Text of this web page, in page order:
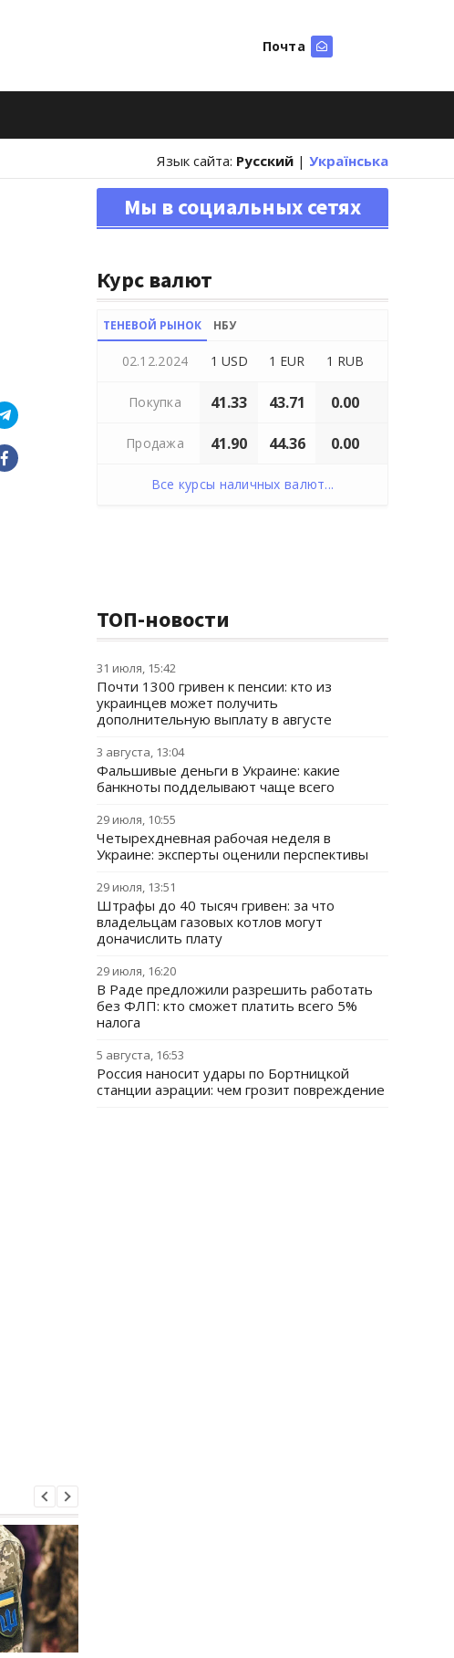
Почта
Язык сайта: Русский | Українська
Мы в социальных сетях
Курс валют
ТЕНЕВОЙ РЫНОК НБУ
02.12.2024 1 USD 1 EUR 1 RUB
Покупка 41.33 43.71 0.00
Продажа 41.90 44.36 0.00
Все курсы наличных валют...
ТОП-новости
31 июля, 15:42
Почти 1300 гривен к пенсии: кто из
украинцев может получить
дополнительную выплату в августе
3 августа, 13:04
Фальшивые деньги в Украине: какие
банкноты подделывают чаще всего
29 июля, 10:55
Четырехдневная рабочая неделя в
Украине: эксперты оценили перспективы
29 июля, 13:51
Штрафы до 40 тысяч гривен: за что
владельцам газовых котлов могут
доначислить плату
29 июля, 16:20
В Раде предложили разрешить работать
без ФЛП: кто сможет платить всего 5%
налога
5 августа, 16:53
Россия наносит удары по Бортницкой
станции аэрации: чем грозит повреждение